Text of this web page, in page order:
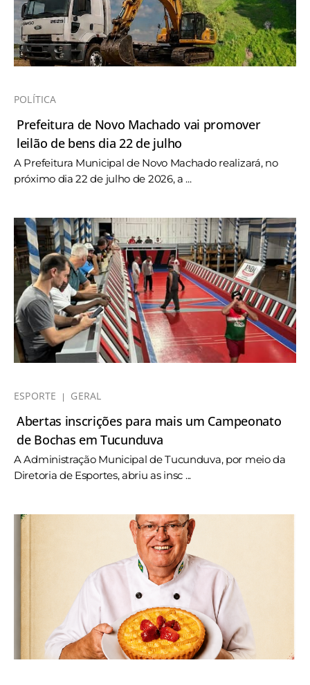
POLÍTICA
Prefeitura de Novo Machado vai promover
leilão de bens dia 22 de julho
A Prefeitura Municipal de Novo Machado realizará, no
próximo dia 22 de julho de 2026, a ...
ESPORTE GERAL
Abertas inscrições para mais um Campeonato
de Bochas em Tucunduva
A Administração Municipal de Tucunduva, por meio da
Diretoria de Esportes, abriu as insc ...